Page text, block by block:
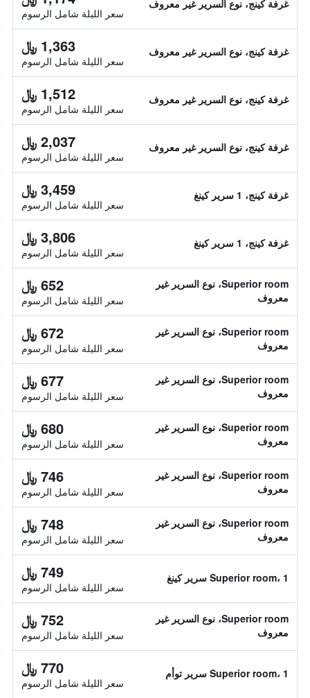
غرفة كينج، نوع السرير غير معروف
سعر الليلة شامل الرسوم
غرفة كينج، نوع السرير غير معروف 1,363 ﷼
سعر الليلة شامل الرسوم
غرفة كينج، نوع السرير غير معروف 1,512 ﷼
سعر الليلة شامل الرسوم
غرفة كينج، نوع السرير غير معروف 2,037 ﷼
سعر الليلة شامل الرسوم
غرفة كينج، 1 سرير كينغ 3,459 ﷼
سعر الليلة شامل الرسوم
غرفة كينج، 1 سرير كينغ 3,806 ﷼
سعر الليلة شامل الرسوم
Superior room، نوع السرير غير
معروف
652 ﷼
سعر الليلة شامل الرسوم
Superior room، نوع السرير غير
معروف
672 ﷼
سعر الليلة شامل الرسوم
Superior room، نوع السرير غير
معروف
677 ﷼
سعر الليلة شامل الرسوم
Superior room، نوع السرير غير
معروف
680 ﷼
سعر الليلة شامل الرسوم
Superior room، نوع السرير غير
معروف
746 ﷼
سعر الليلة شامل الرسوم
Superior room، نوع السرير غير
معروف
748 ﷼
سعر الليلة شامل الرسوم
Superior room، 1 سرير كينغ 749 ﷼
سعر الليلة شامل الرسوم
Superior room، نوع السرير غير
معروف
752 ﷼
سعر الليلة شامل الرسوم
Superior room، 1 سرير توأم 770 ﷼
سعر الليلة شامل الرسوم